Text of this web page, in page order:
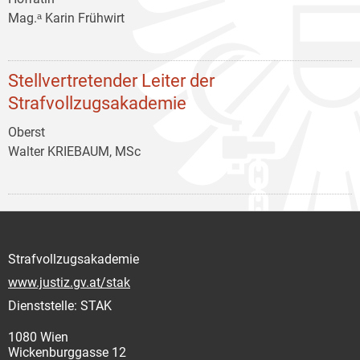
Mag.ᵃ Karin Frühwirt
Stellvertretender Leiter der
Strafvollzugsakademie
Oberst
Walter KRIEBAUM, MSc
Strafvollzugsakademie
www.justiz.gv.at/stak
Dienststelle: STAK
1080 Wien
Wickenburggasse 12